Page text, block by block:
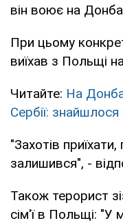
він воює на
При цьому
виїхав з Польщі
Читайте: На
Сербії:
"Захотів
залишився", -
Також терорист
сім'ї в Польщі: "У